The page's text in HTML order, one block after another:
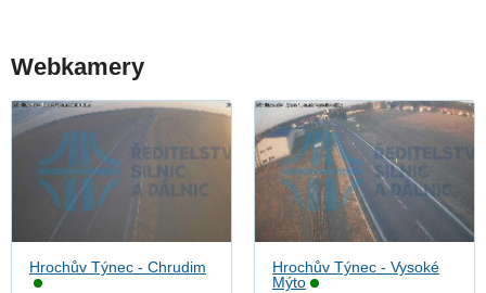
Webkamery
Hrochův Týnec - Chrudim
Hrochův Týnec - Vysoké
Mýto